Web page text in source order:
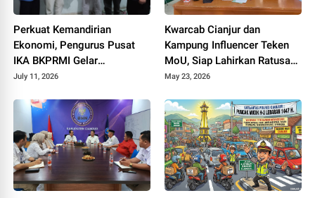
Perkuat Kemandirian
Ekonomi, Pengurus Pusat
IKA BKPRMI Gelar
Sosialisasi Ketahanan
July 11, 2026
Kwarcab Cianjur dan
Kampung Influencer Teken
MoU, Siap Lahirkan Ratusan
Kreator Konten Edukatif
May 23, 2026